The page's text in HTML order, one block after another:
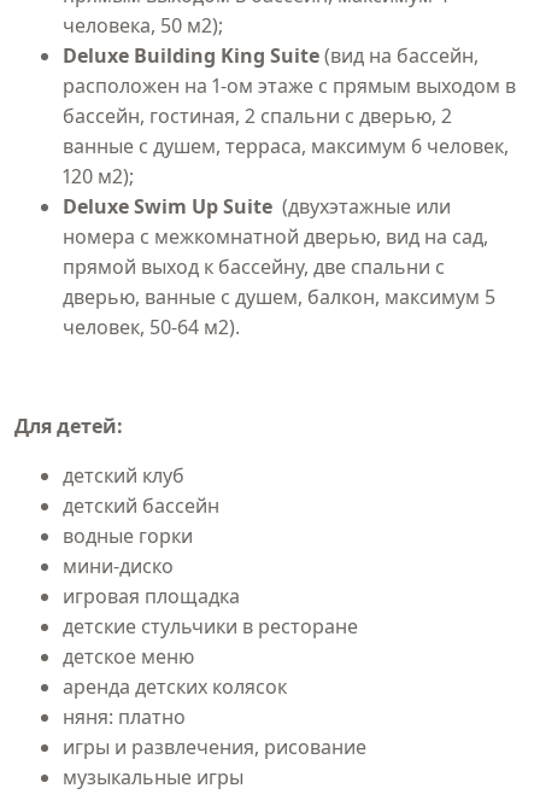
человека, 50 м2);
Deluxe Building King Suite(вид на бассейн,
расположен на 1-ом этаже с прямым выходом в
бассейн, гостиная, 2 спальни с дверью, 2
ванные с душем, терраса, максимум 6 человек,
120 м2);
Deluxe Swim Up Suite (двухэтажныe или
номера с межкомнатной дверью, вид на сад,
прямой выход к бассейну, две спальни с
дверью, ванные с душем, балкон, максимум 5
человек, 50-64 м2).
Для детей:
детский клуб
детский бассейн
водные горки
мини-диско
игровая площадка
детские стульчики в ресторане
детское меню
аренда детских колясок
няня: платно
игры и развлечения, рисование
музыкальные игры